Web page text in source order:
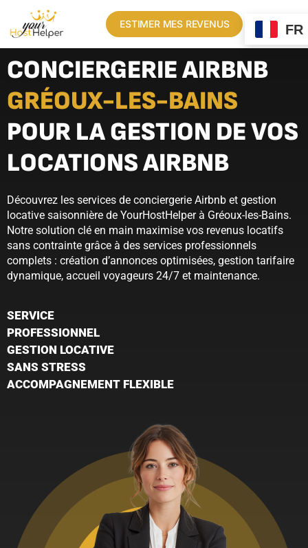
ESTIMER MES REVENUS
CONCIERGERIE AIRBNB
GRÉOUX-LES-BAINS
POUR LA GESTION DE VOS
LOCATIONS AIRBNB
Découvrez les services de conciergerie Airbnb et gestion
locative saisonnière de YourHostHelper à Gréoux-les-Bains.
Notre solution clé en main maximise vos revenus locatifs
sans contrainte grâce à des services professionnels
complets : création d’annonces optimisées, gestion tarifaire
dynamique, accueil voyageurs 24/7 et maintenance.
SERVICE
PROFESSIONNEL
GESTION LOCATIVE
SANS STRESS
ACCOMPAGNEMENT FLEXIBLE
FR